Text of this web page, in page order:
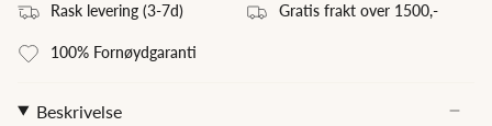
Rask levering (3-7d) Gratis frakt over 1500,-
100% Fornøydgaranti
Beskrivelse